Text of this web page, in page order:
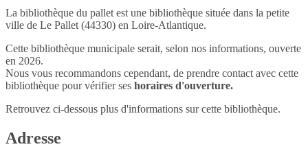
La bibliothèque du pallet est une bibliothèque située dans la petite
ville de Le Pallet (44330) en Loire-Atlantique.
Cette bibliothèque municipale serait, selon nos informations, ouverte
en 2026.
Nous vous recommandons cependant, de prendre contact avec cette
bibliothèque pour vérifier ses horaires d'ouverture.
Retrouvez ci-dessous plus d'informations sur cette bibliothèque.
Adresse